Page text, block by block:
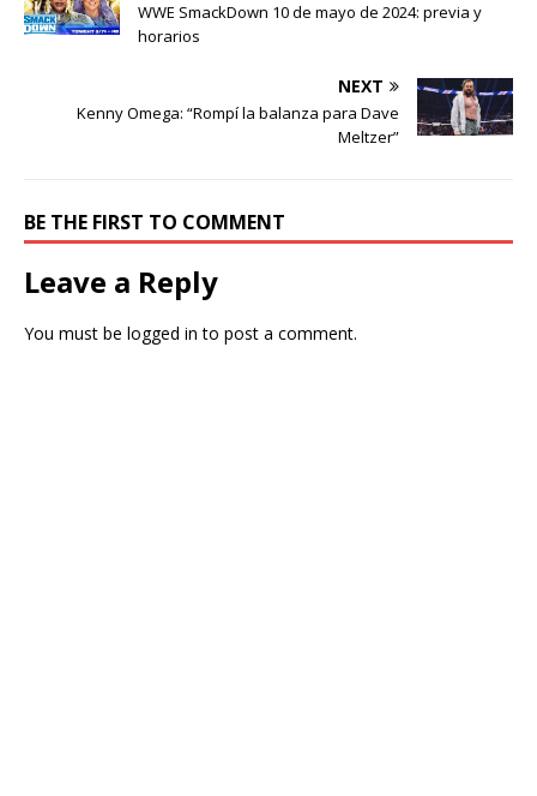
WWE SmackDown 10 de mayo de 2024: previa y
horarios
NEXT
Kenny Omega: “Rompí la balanza para Dave
Meltzer”
BE THE FIRST TO COMMENT
Leave a Reply
You must be logged in to post a comment.